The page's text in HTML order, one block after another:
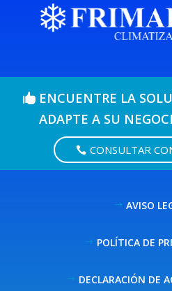
ENCUENTRE LA
ADAPTE A SU
CONSULTAR
AVISO
POLÍTICA DE
DECLARACIÓN DE